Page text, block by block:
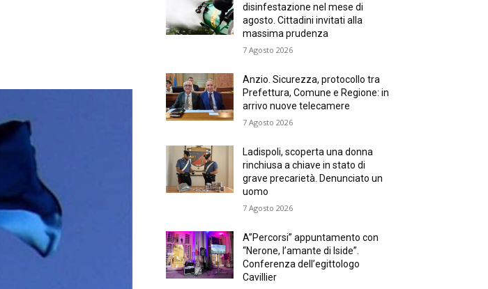
disinfestazione nel mese di
agosto. Cittadini invitati alla
massima prudenza
7 Agosto 2026
Anzio. Sicurezza, protocollo tra
Prefettura, Comune e Regione: in
arrivo nuove telecamere
7 Agosto 2026
Ladispoli, scoperta una donna
rinchiusa a chiave in stato di
grave precarietà. Denunciato un
uomo
7 Agosto 2026
A”Percorsi” appuntamento con
“Nerone, l’amante di Iside”.
Conferenza dell’egittologo
Cavillier